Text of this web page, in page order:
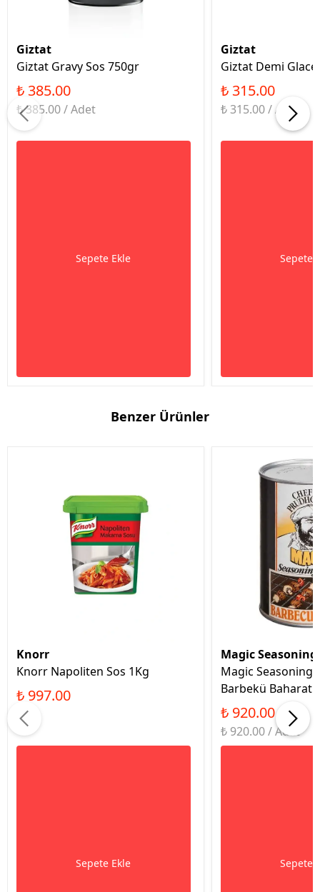
Giztat
Giztat Gravy Sos 750gr
₺ 385.00
₺ 385.00 / Adet
Sepete Ekle
Giztat
Giztat Demi
₺ 315.00
₺ 315.00 / Adet
Sepete
Benzer Ürünler
Knorr
Knorr Napoliten Sos 1Kg
₺ 997.00
Sepete Ekle
Magic
Magic Seasoning
Barbekü Baharatı
₺ 920.00
₺ 920.00 / Adet
Sepete